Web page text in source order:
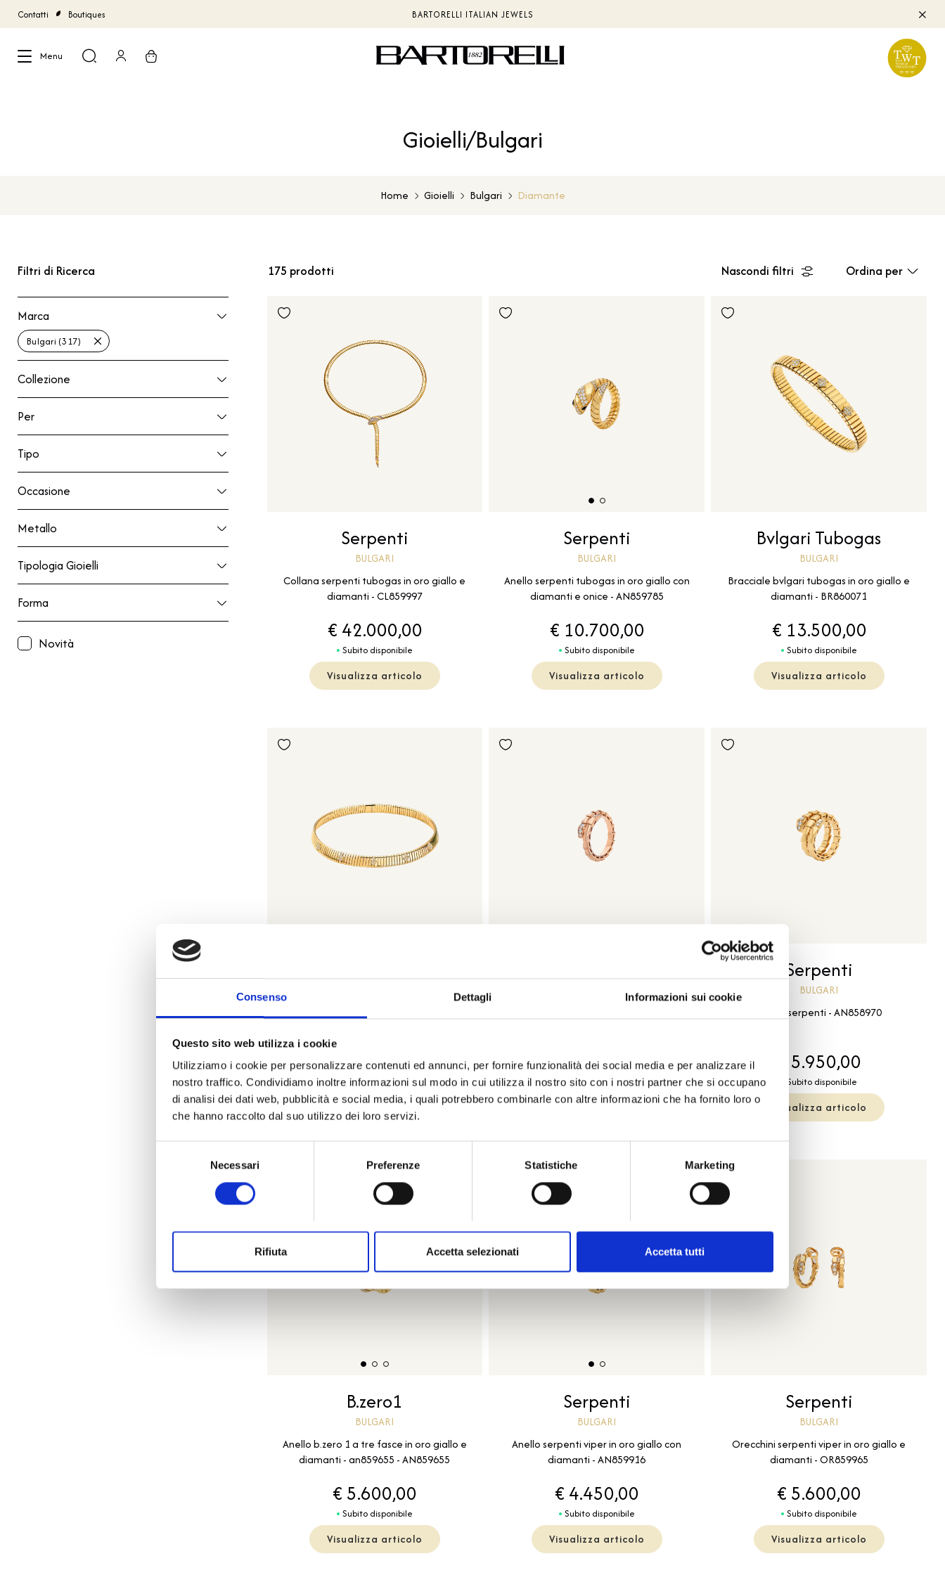
Consenso Dettagli Informazioni sui cookie
Questo sito web utilizza i cookie
Utilizziamo i cookie per personalizzare contenuti ed annunci, per fornire funzionalità dei social media e per analizzare il
nostro traffico. Condividiamo inoltre informazioni sul modo in cui utilizza il nostro sito con i nostri partner che si occupano
di analisi dei dati web, pubblicità e social media, i quali potrebbero combinarle con altre informazioni che ha fornito loro o
che hanno raccolto dal suo utilizzo dei loro servizi.
Necessari Preferenze Statistiche Marketing
Rifiuta Accetta selezionati Accetta tutti
Contatti Boutiques PAGAMENTI IN CRIPTOVALUTE | LUNUPAY
Menu
Gioielli/Bulgari
Home Gioielli Bulgari Diamante
Filtri di Ricerca
Marca
Bulgari (317)
Marca
Collezione
Collezione
Per
Per
Tipo
Tipo
Occasione
Occasione
Metallo
Metallo
Tipologia Gioielli
Tipologia Gioielli
Forma
Forma
Novità
175 prodotti Nascondi filtri Ordina per
Serpenti
BULGARI
Collana serpenti tubogas in oro giallo e
diamanti - CL859997
€ 42.000,00
Subito disponibile
Visualizza articolo
Serpenti
BULGARI
Anello serpenti tubogas in oro giallo con
diamanti e onice - AN859785
€ 10.700,00
Subito disponibile
Visualizza articolo
Bvlgari Tubogas
BULGARI
Bracciale bvlgari tubogas in oro giallo e
diamanti - BR860071
€ 13.500,00
Subito disponibile
Visualizza articolo
€ 24.900,00
Subito disponibile
Visualizza articolo
€ 4.450,00
Subito disponibile
Visualizza articolo
Serpenti
BULGARI
Anello serpenti - AN858970
€ 5.950,00
Subito disponibile
Visualizza articolo
B.zero1
BULGARI
Anello b.zero 1 a tre fasce in oro giallo e
diamanti - an859655 - AN859655
€ 5.600,00
Subito disponibile
Visualizza articolo
Serpenti
BULGARI
Anello serpenti viper in oro giallo con
diamanti - AN859916
€ 4.450,00
Subito disponibile
Visualizza articolo
Serpenti
BULGARI
Orecchini serpenti viper in oro giallo e
diamanti - OR859965
€ 5.600,00
Subito disponibile
Visualizza articolo